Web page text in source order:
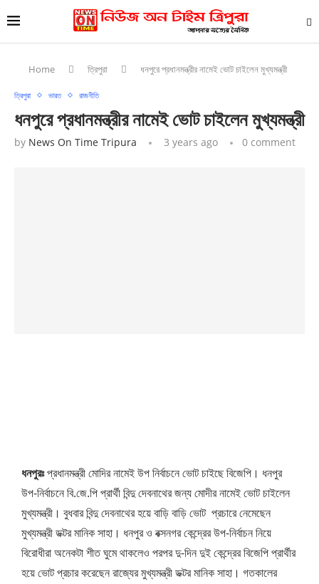
Home ত্রিপুরা ধনপুরে প্রধানমন্ত্রীর নামেই ভোট চাইলেন মুখ্যমন্ত্রী
ত্রিপুরা ভারত রাজনীতি
ধনপুরে প্রধানমন্ত্রীর নামেই ভোট চাইলেন মুখ্যমন্ত্রী
by News On Time Tripura 3 years ago 0 comment
ধনপুরঃপ্রধানমন্ত্রী মোদির নামেই উপ নির্বাচনে ভোট চাইছে বিজেপি। ধনপুর
উপ-নির্বাচনে বি.জে.পি প্রার্থী বিন্দু দেবনাথের জন্য মোদীর নামেই ভোট চাইলেন
মুখ্যমন্ত্রী। বুধবার বিন্দু দেবনাথের হয়ে বাড়ি বাড়ি ভোট প্রচারে নেমেছেন
মুখ্যমন্ত্রী ডক্টর মানিক সাহা। ধনপুর ও বক্সনগর কেন্দ্রের উপ-নির্বাচন নিয়ে
বিরোধীরা অনেকটা শীত ঘুমে থাকলেও পরপর দু-দিন দুই কেন্দ্রের বিজেপি প্রার্থীর
হয়ে ভোট প্রচার করেছেন রাজ্যের মুখ্যমন্ত্রী ডক্টর মানিক সাহা। গতকালের